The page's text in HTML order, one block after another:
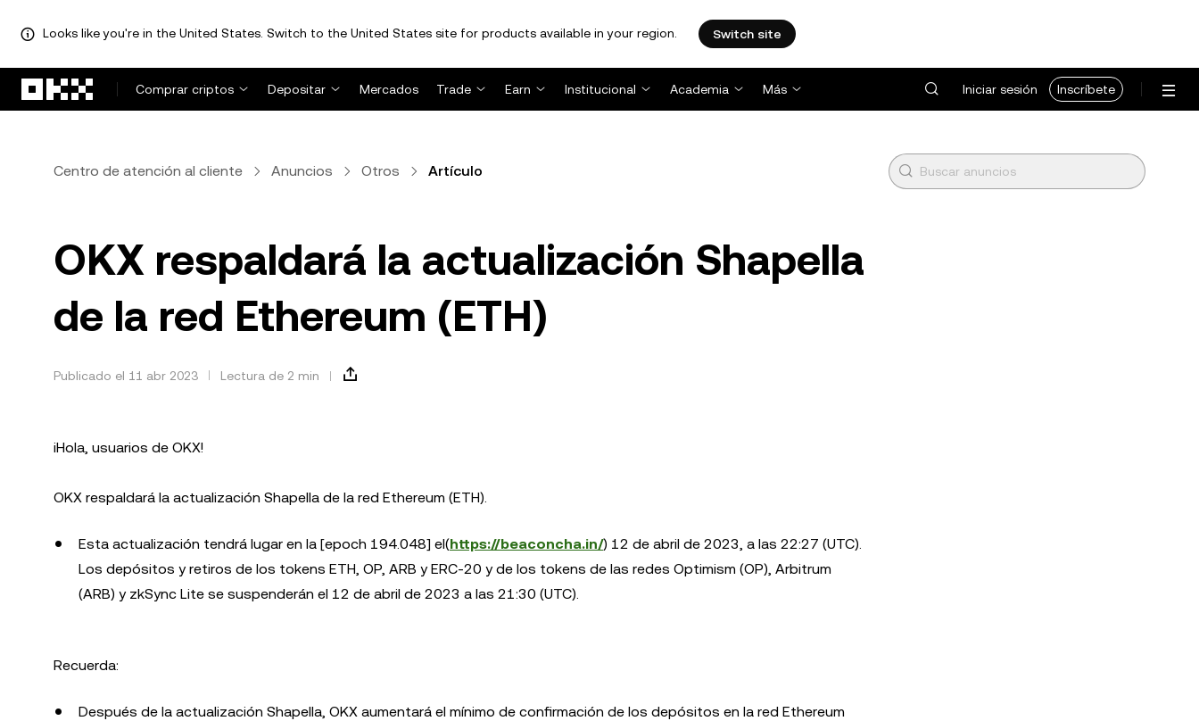
Looks like you're in the United States. Switch to the United States site for products available in your region. Switch site
Comprar criptos
Depositar Mercados Trade Earn Institucional Academia Más Iniciar sesión Inscríbete
Centro de atención al cliente Anuncios Otros Artículo
OKX respaldará la actualización Shapella
de la red Ethereum (ETH)
Publicado el 11 abr 2023 Lectura de 2 min
¡Hola, usuarios de OKX!
OKX respaldará la actualización Shapella de la red Ethereum (ETH).
Esta actualización tendrá lugar en la [epoch 194.048] el(https://beaconcha.in/) 12 de abril de 2023, a las 22:27 (UTC).
Los depósitos y retiros de los tokens ETH, OP, ARB y ERC-20 y de los tokens de las redes Optimism (OP), Arbitrum
(ARB) y zkSync Lite se suspenderán el 12 de abril de 2023 a las 21:30 (UTC).
Recuerda:
Después de la actualización Shapella, OKX aumentará el mínimo de confirmación de los depósitos en la red Ethereum